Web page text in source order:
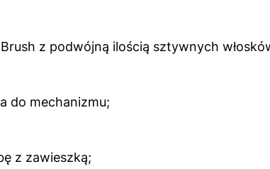
z podwójną ilością sztywnych
do mechanizmu;
z zawieszką;